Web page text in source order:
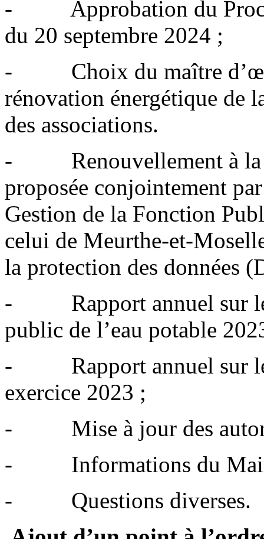
- Approbation du
du 20 septembre 2024 ;
- Choix du maître
rénovation énergétique de
des associations.
- Renouvellement à la
proposée conjointement
Gestion de la Fonction
celui de Meurthe-et-
la protection des données
- Rapport annuel sur le
public de l’eau potable
- Rapport annuel sur le
exercice 2023 ;
- Mise à jour des
- Informations du
- Questions diverses.